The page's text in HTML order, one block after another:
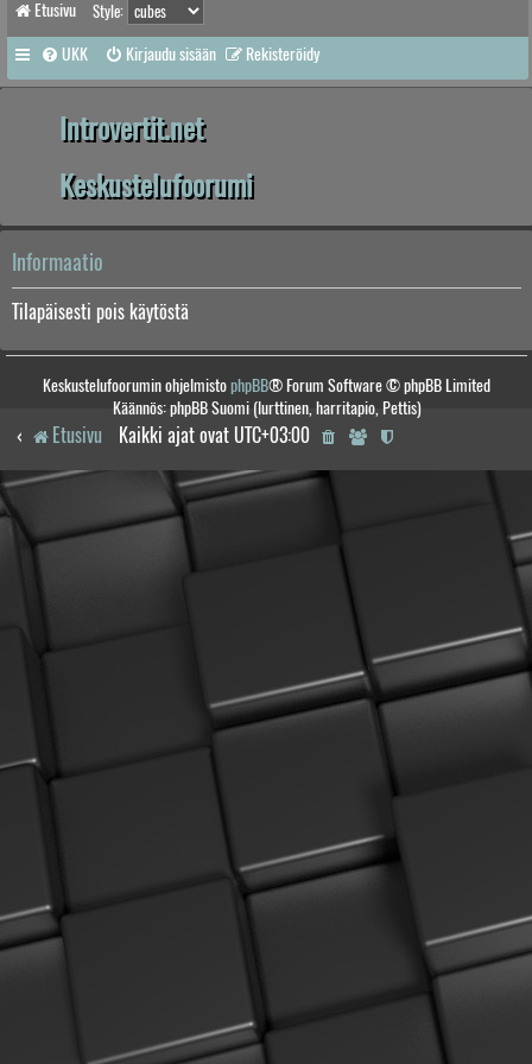
Etusivu Style:
UKK Kirjaudu sisään Rekisteröidy
Introvertit.net
Keskustelufoorumi
Informaatio
Tilapäisesti pois käytöstä
Keskustelufoorumin ohjelmistophpBB® Forum Software © phpBB Limited
Käännös: phpBB Suomi (lurttinen, harritapio, Pettis)
Etusivu Kaikki ajat ovat UTC+03:00